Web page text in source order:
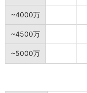
~4000万
~4500万
~5000万